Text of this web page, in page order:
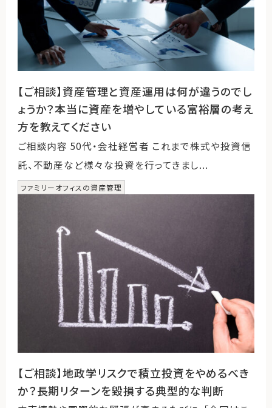
【ご相談】資産管理と資産運用は何が違うのでし
ょうか？本当に資産を増やしている富裕層の考え
方を教えてください
ご相談内容 50代・会社経営者 これまで株式や投資信
託、不動産など様々な投資を行ってきまし...
ファミリーオフィスの資産管理
【ご相談】地政学リスクで積立投資をやめるべき
か？長期リターンを毀損する典型的な判断